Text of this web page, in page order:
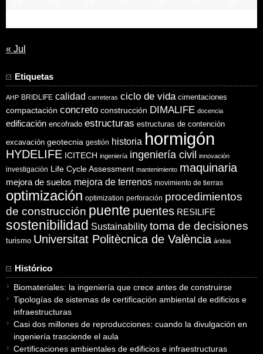
« Jul
Etiquetas
AHP BRIDLIFE calidad carreteras ciclo de vida cimentaciones
compactación concreto construcción DIMALIFE docencia
edificación encofrado estructuras estructuras de contención
excavación geotecnia gestión historia hormigón
HYDELIFE ICITECH ingeniería ingeniería civil innovación
investigación Life Cycle Assessment mantenimiento maquinaria
mejora de suelos mejora de terrenos movimiento de tierras
optimización optimization perforación procedimientos
de construcción puente puentes RESILIFE
sostenibilidad Sustainability toma de decisiones
turismo Universitat Politècnica de València áridos
Histórico
Biomateriales: la ingeniería que crece antes de construirse
Tipologías de sistemas de certificación ambiental de edificios e
infraestructuras
Casi dos millones de reproducciones: cuando la divulgación en
ingeniería trasciende el aula
Certificaciones ambientales de edificios e infraestructuras